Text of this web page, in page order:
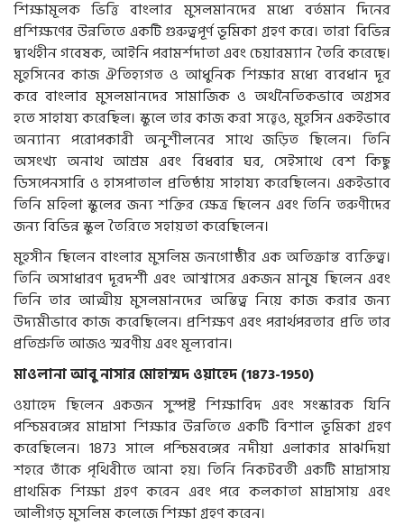
শিক্ষামূলক ভিত্তি বাংলার মুসলমানদের মধ্যে বর্তমান দিনের
প্রশিক্ষণের উন্নতিতে একটি গুরুত্বপূর্ণ ভূমিকা গ্রহণ করে। তারা বিভিন্ন
দ্ব্যর্থহীন গবেষক, আইনি পরামর্শদাতা এবং চেয়ারম্যান তৈরি করেছে।
মুহসিনের কাজ ঐতিহ্যগত ও আধুনিক শিক্ষার মধ্যে ব্যবধান দূর
করে বাংলার মুসলমানদের সামাজিক ও অর্থনৈতিকভাবে অগ্রসর
হতে সাহায্য করেছিল। স্কুলে তার কাজ করা সত্ত্বেও, মুহসিন একইভাবে
অন্যান্য পরোপকারী অনুশীলনের সাথে জড়িত ছিলেন। তিনি
অসংখ্য অনাথ আশ্রম এবং বিধবার ঘর, সেইসাথে বেশ কিছু
ডিসপেনসারি ও হাসপাতাল প্রতিষ্ঠায় সাহায্য করেছিলেন। একইভাবে
তিনি মহিলা স্কুলের জন্য শক্তির ক্ষেত্র ছিলেন এবং তিনি তরুণীদের
জন্য বিভিন্ন স্কুল তৈরিতে সহায়তা করেছিলেন।
মুহসীন ছিলেন বাংলার মুসলিম জনগোষ্ঠীর এক অতিক্রান্ত ব্যক্তিত্ব।
তিনি অসাধারণ দূরদর্শী এবং আশ্বাসের একজন মানুষ ছিলেন এবং
তিনি তার আত্মীয় মুসলমানদের অস্তিত্ব নিয়ে কাজ করার জন্য
উদ্যমীভাবে কাজ করেছিলেন। প্রশিক্ষণ এবং পরার্থপরতার প্রতি তার
প্রতিশ্রুতি আজও স্মরণীয় এবং মূল্যবান।
মাওলানা আবু নাসার মোহাম্মদ ওয়াহেদ (1873-1950)
ওয়াহেদ ছিলেন একজন সুস্পষ্ট শিক্ষাবিদ এবং সংস্কারক যিনি
পশ্চিমবঙ্গের মাদ্রাসা শিক্ষার উন্নতিতে একটি বিশাল ভূমিকা গ্রহণ
করেছিলেন। 1873 সালে পশ্চিমবঙ্গের নদীয়া এলাকার মাঝদিয়া
শহরে তাঁকে পৃথিবীতে আনা হয়। তিনি নিকটবর্তী একটি মাদ্রাসায়
প্রাথমিক শিক্ষা গ্রহণ করেন এবং পরে কলকাতা মাদ্রাসায় এবং
আলীগড় মুসলিম কলেজে শিক্ষা গ্রহণ করেন।